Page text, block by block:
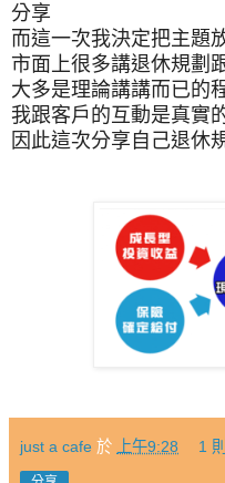
分享
而這一次我決定把主題
市面上很多講退休規劃
大多是理論講講而已的
我跟客戶的互動是真實
因此這次分享自己退休
just a cafe 於 上午9:28 1